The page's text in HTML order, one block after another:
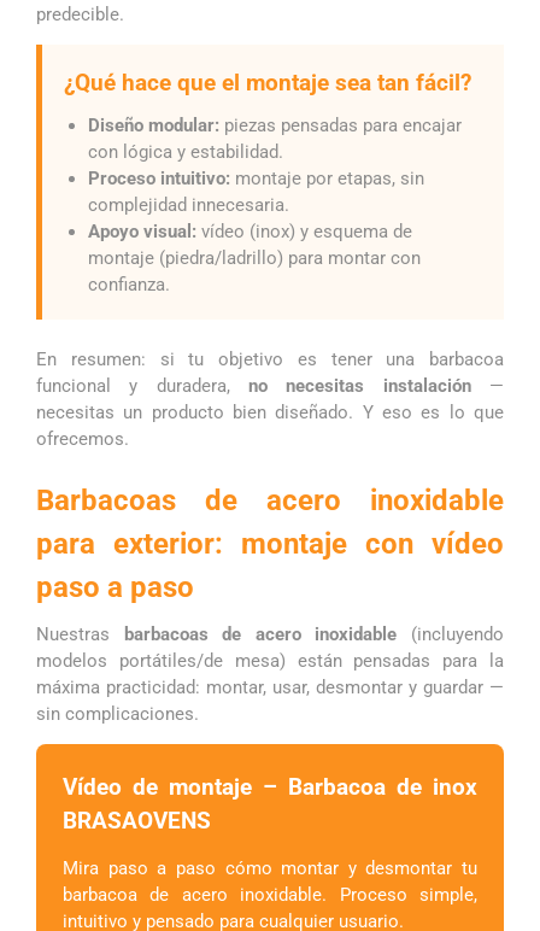
predecible.
¿Qué hace que el montaje sea tan fácil?
Diseño modular: piezas pensadas para encajar
con lógica y estabilidad.
Proceso intuitivo: montaje por etapas, sin
complejidad innecesaria.
Apoyo visual: vídeo (inox) y esquema de
montaje (piedra/ladrillo) para montar con
confianza.
En resumen: si tu objetivo es tener una barbacoa
funcional y duradera, no necesitas instalación—
necesitas un producto bien diseñado. Y eso es lo que
ofrecemos.
Barbacoas de acero inoxidable
para exterior: montaje con vídeo
paso a paso
Nuestras barbacoas de acero inoxidable (incluyendo
modelos portátiles/de mesa) están pensadas para la
máxima practicidad: montar, usar, desmontar y guardar —
sin complicaciones.
Vídeo de montaje – Barbacoa de inox
BRASAOVENS
Mira paso a paso cómo montar y desmontar tu
barbacoa de acero inoxidable. Proceso simple,
intuitivo y pensado para cualquier usuario.